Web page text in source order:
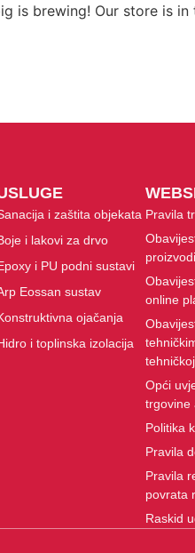
is brewing! Our store is
i zaštita objekata
i lakovi za drvo
i PU podni sustavi
Eossan sustav
ojačanja
i toplinska izolacija
Pravila
online
Opći
trgovine
Politika
Pravila
Pravila
povrata
Raskid